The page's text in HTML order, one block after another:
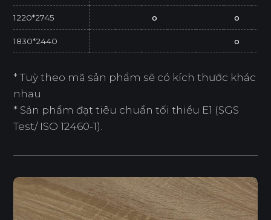
1220*2745 o o
1830*2440 o
* Tuỳ theo mã sản phẩm sẽ có kích thước khác
nhau.
* Sản phẩm đạt tiêu chuẩn tối thiểu E1 (SGS
Test/ ISO 12460-1).